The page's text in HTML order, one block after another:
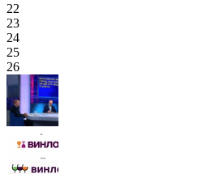
22
23
24
25
26